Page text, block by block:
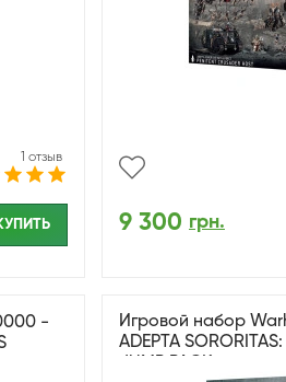
1 отзыв
9 300 грн.
-
Игровой набор
ADEPTA